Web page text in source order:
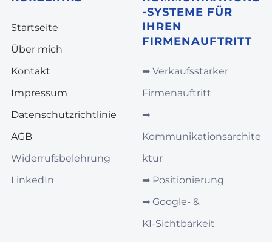
Startseite
Über mich
Kontakt
Impressum
Datenschutzrichtlinie
AGB
Widerrufsbelehrung
LinkedIn
-SYSTEME FÜR
IHREN
FIRMENAUFTRITT
➡︎ Verkaufsstarker
Firmenauftritt
➡︎
Kommunikationsarchite
ktur
➡︎ Positionierung
➡︎ Google‑ &
KI‑Sichtbarkeit